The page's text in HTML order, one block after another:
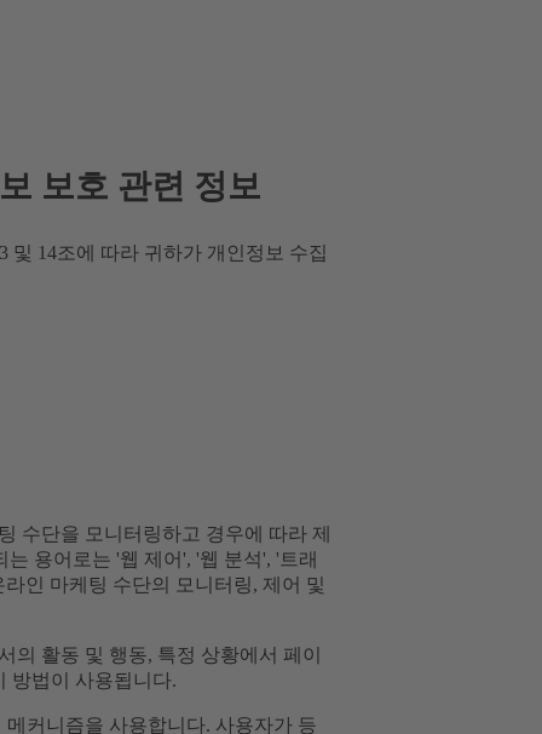
보호 관련 정보
및 14조에 따라 귀하가 개인정보 수집
수단을 모니터링하고 경우에 따라 제
용어로는 '웹 제어', '웹 분석', '트래
인 마케팅 수단의 모니터링, 제어 및
활동 및 행동, 특정 상황에서 페이
방법이 사용됩니다.
커니즘을 사용합니다. 사용자가 등